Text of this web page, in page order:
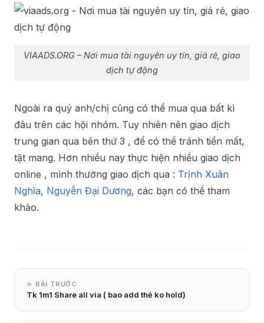
VIAADS.ORG – Nơi mua tài nguyên uy tín, giá rẻ, giao
dịch tự động
Ngoài ra quý anh/chị cũng có thể mua qua bất kì
đâu trên các hội nhóm. Tuy nhiên nên giao dịch
trung gian qua bên thứ 3 , để có thể tránh tiền mất,
tật mang. Hơn nhiều nay thực hiện nhiều giao dịch
online , mình thường giao dịch qua : Trịnh Xuân
Nghĩa, Nguyễn Đại Dương, các bạn có thể tham
khảo.
← BÀI TRƯỚC
Tk 1m1 Share all via ( bao add thẻ ko hold)